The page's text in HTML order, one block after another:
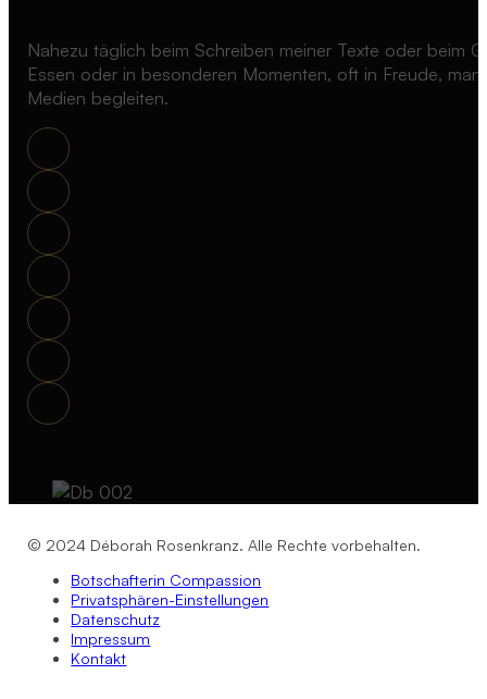
Nahezu täglich beim Schreiben meiner Texte oder beim
Essen oder in besonderen Momenten, oft in Freude,
Medien begleiten.
© 2024 Déborah Rosenkranz. Alle Rechte vorbehalten.
Botschafterin Compassion
Privatsphären-Einstellungen
Datenschutz
Impressum
Kontakt